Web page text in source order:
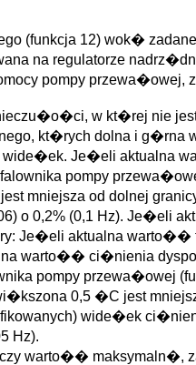
(funkcja 12) wok�
na regulatorze
pompy
w kt�rej nie
kt�rych dolna i
Je�eli aktualna
pompy
mniejsza od dolnej
o 0,2% (0,1 Hz). Je�eli
Je�eli aktualna
warto�� ci�nienia
pompy przewa�owej
0,5 �C jest
wide�ek
Hz).
warto�� maksymaln�,